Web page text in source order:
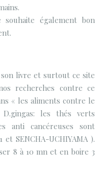
également bon
livre et surtout ce site
recherches contre ce
« les aliments contre le
les thés verts
anti cancéreuses sont
et SENCHA-UCHIYAMA ).
8 à 10 mn et en boire 3